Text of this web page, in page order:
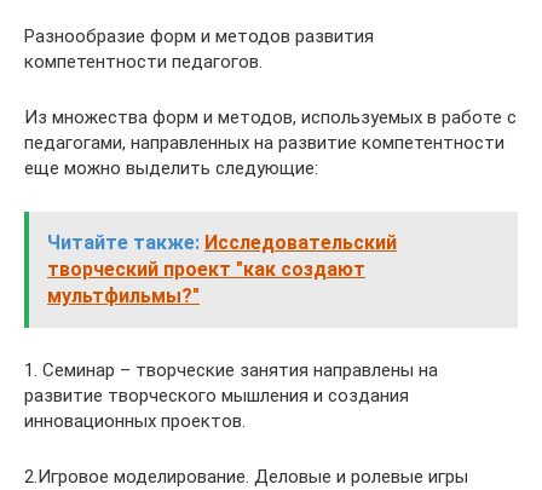
Разнообразие форм и методов развития
компетентности педагогов.
Из множества форм и методов, используемых в работе с
педагогами, направленных на развитие компетентности
еще можно выделить следующие:
Читайте также: Исследовательский
творческий проект "как создают
мультфильмы?"
1. Семинар – творческие занятия направлены на
развитие творческого мышления и создания
инновационных проектов.
2.Игровое моделирование. Деловые и ролевые игры